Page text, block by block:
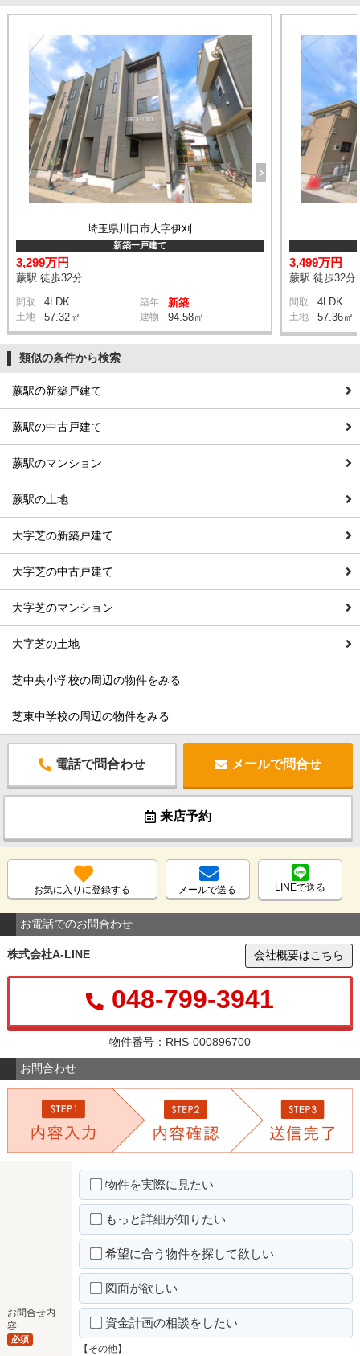
埼玉県川口市大字伊刈
新築一戸建て
3,299万円
蕨駅 徒歩32分
間取 4LDK 築年 新築
土地 57.32㎡ 建物 94.58㎡
3,499万円
蕨駅 徒歩32分
間取 4LDK
土地 57.36㎡
類似の条件から検索
蕨駅の新築戸建て
蕨駅の中古戸建て
蕨駅のマンション
蕨駅の土地
大字芝の新築戸建て
大字芝の中古戸建て
大字芝のマンション
大字芝の土地
芝中央小学校の周辺の物件をみる
芝東中学校の周辺の物件をみる
電話で問合わせ メールで問合せ
来店予約
お気に入りに登録する メールで送る LINEで送る
お電話でのお問合わせ
株式会社A-LINE 会社概要はこちら
048-799-3941
物件番号：RHS-000896700
お問合わせ
お問合せ内
容
必須
物件を実際に見たい
もっと詳細が知りたい
希望に合う物件を探して欲しい
図面が欲しい
資金計画の相談をしたい
【その他】